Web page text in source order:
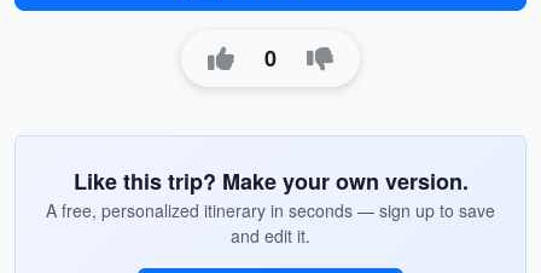
0
Like this trip? Make your own version.
A free, personalized itinerary in seconds — sign up to save
and edit it.